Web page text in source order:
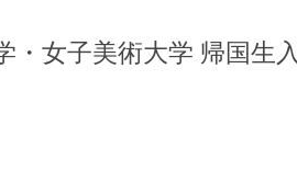
女子美術大学 帰国生入